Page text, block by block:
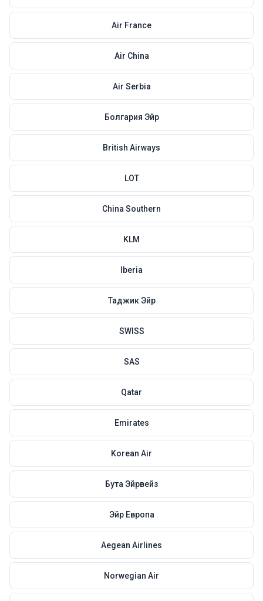
Air France
Air China
Air Serbia
Болгария Эйр
British Airways
LOT
China Southern
KLM
Iberia
Таджик Эйр
SWISS
SAS
Qatar
Emirates
Korean Air
Бута Эйрвейз
Эйр Европа
Aegean Airlines
Norwegian Air